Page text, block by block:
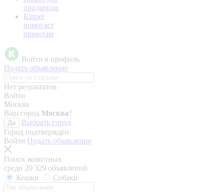
продавцов
Kinpet
помогает
приютам
Войти в профиль
Подать объявление
Нет результатов
Войти
Москва
Ваш город Москва?
Да
Выбрать город
Город подтверждён
Войти Подать объявление
Поиск животных
среди 20 329 объявлений
Кошки
Собаки